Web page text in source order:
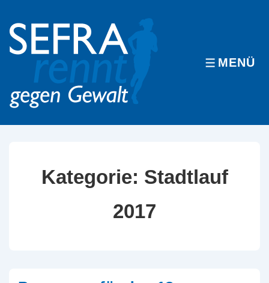
Zum
Inhalt
MENÜ
MENÜ
Kategorie: Stadtlauf
2017